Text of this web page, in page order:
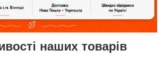
наших товарів